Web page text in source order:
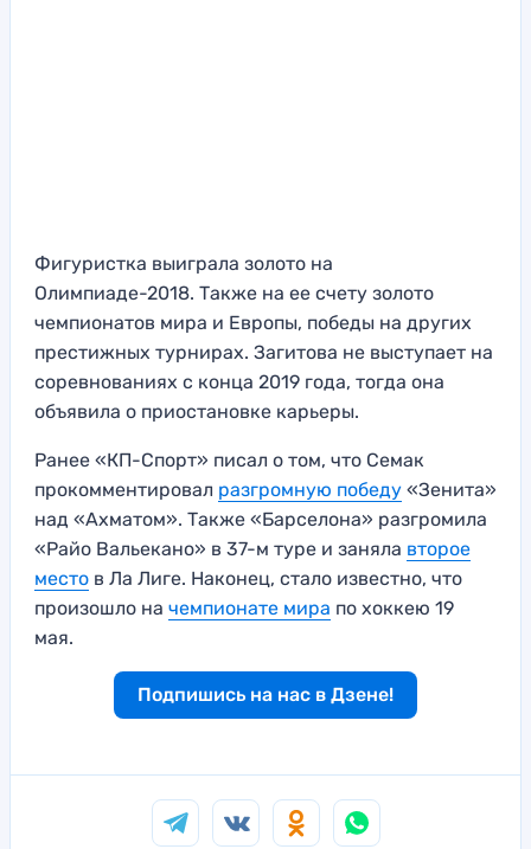
Фигуристка выиграла золото на
Олимпиаде-2018. Также на ее счету золото
чемпионатов мира и Европы, победы на других
престижных турнирах. Загитова не выступает на
соревнованиях с конца 2019 года, тогда она
объявила о приостановке карьеры.
Ранее «КП-Спорт» писал о том, что Семак
прокомментировал разгромную победу «Зенита»
над «Ахматом». Также «Барселона» разгромила
«Райо Вальекано» в 37-м туре и заняла второе
место в Ла Лиге. Наконец, стало известно, что
произошло на чемпионате мира по хоккею 19
мая.
Подпишись на нас в Дзене!